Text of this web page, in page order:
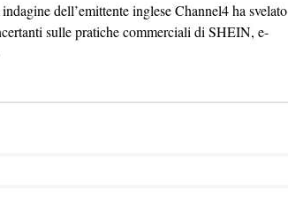
dell’emittente inglese Channel4 ha svelato
sulle pratiche commerciali di SHEIN, e-